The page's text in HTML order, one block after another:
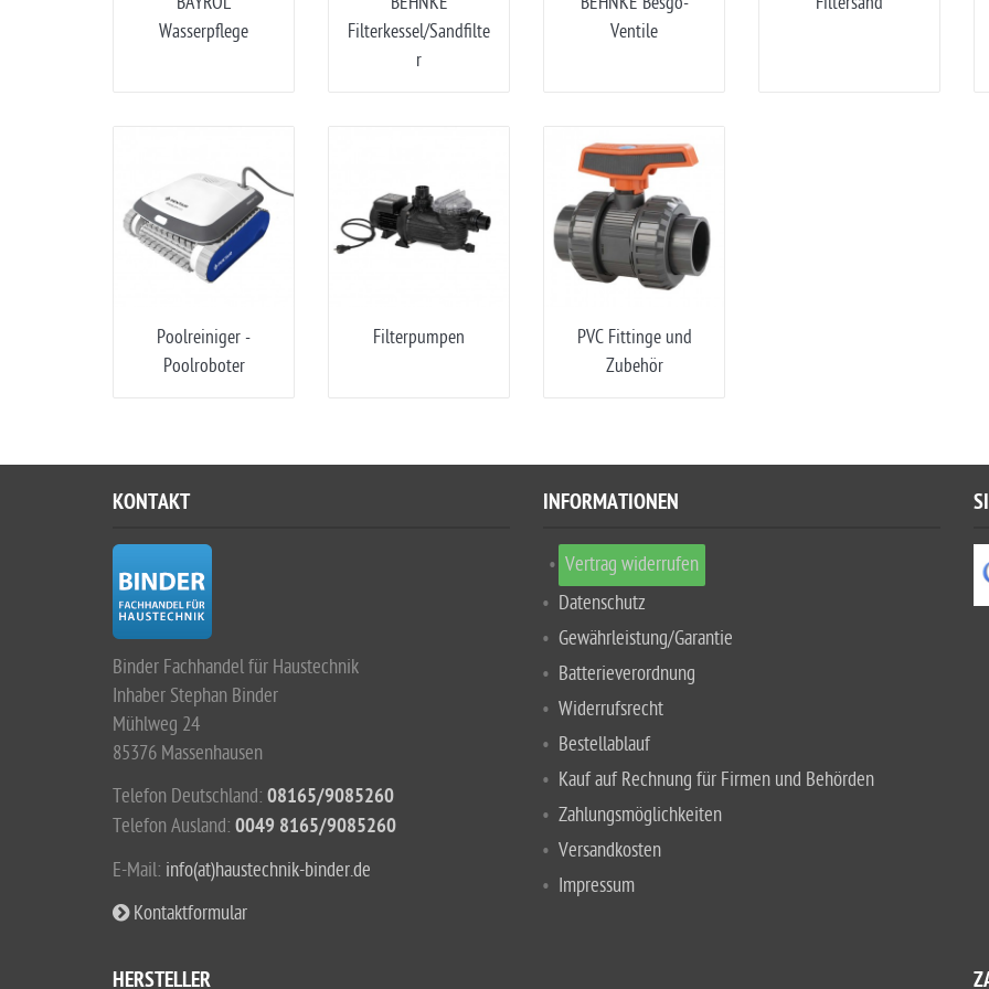
Wasserpflege
Filterkessel/Sandfilte
r
Ventile
Poolreiniger -
Poolroboter
Filterpumpen
PVC Fittinge und
Zubehör
KONTAKT
Binder Fachhandel für Haustechnik
Inhaber Stephan Binder
Mühlweg 24
85376 Massenhausen
Telefon Deutschland: 08165/9085260
Telefon Ausland: 0049 8165/9085260
E-Mail: info(at)haustechnik-binder.de
Kontaktformular
INFORMATIONEN
Vertrag widerrufen
Datenschutz
Gewährleistung/Garantie
Batterieverordnung
Widerrufsrecht
Bestellablauf
Kauf auf Rechnung für Firmen und Behörden
Zahlungsmöglichkeiten
Versandkosten
Impressum
HERSTELLER